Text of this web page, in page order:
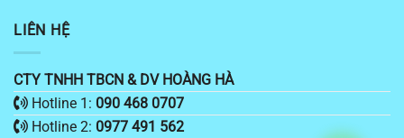
LIÊN HỆ
CTY TNHH TBCN & DV HOÀNG HÀ
Hotline 1: 090 468 0707
Hotline 2: 0977 491 562